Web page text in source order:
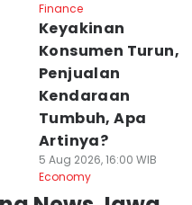
Finance
Keyakinan
Konsumen Turun,
Penjualan
Kendaraan
Tumbuh, Apa
Artinya?
5 Aug 2026, 16:00 WIB
Economy